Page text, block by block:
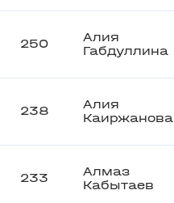
250
Алия
Габдуллина
238
Алия
Каиржанова
233
Алмаз
Кабытаев